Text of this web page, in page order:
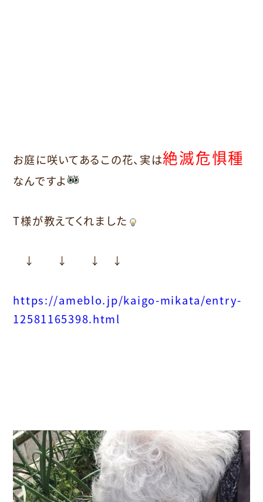
お庭に咲いてあるこの花、実は絶滅危惧種
なんですよ
T様が教えてくれました
↓ ↓ ↓ ↓
https://ameblo.jp/kaigo-mikata/entry-
12581165398.html